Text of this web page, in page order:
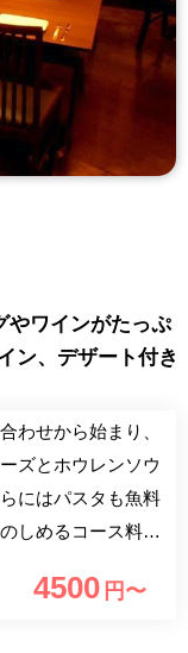
やワインがたっぷ
ン、デザート付き
わせから始まり、
ズとホウレンソウ
にはパスタも魚料
しめるコース料理
料理の数々に会話
4500 円〜